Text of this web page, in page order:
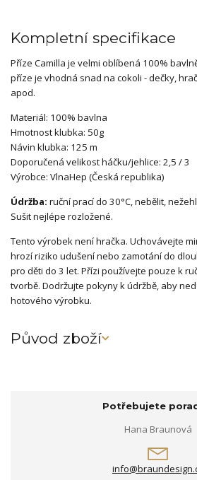
Kompletní specifikace
Příze Camilla je velmi oblíbená 100%
příze je vhodná snad na cokoli - dečky,
apod.
Materiál: 100% bavlna
Hmotnost klubka: 50g
Návin klubka: 125 m
Doporučená velikost háčku/jehlice: 2,5 / 3
Výrobce: VlnaHep (Česká republika)
Údržba: ruční prací do 30°C, nebělit,
Sušit nejlépe rozložené.
Tento výrobek není hračka. Uchovávejte
hrozí riziko udušení nebo zamotání do
pro děti do 3 let. Přízi používejte pouze k
tvorbě. Dodržujte pokyny k údržbě, aby
hotového výrobku.
Původ zboží
Potřebujete
Hana Braunová